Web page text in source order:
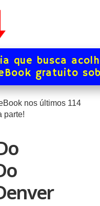
que busca
gratuito
nos últimos 114
parte!